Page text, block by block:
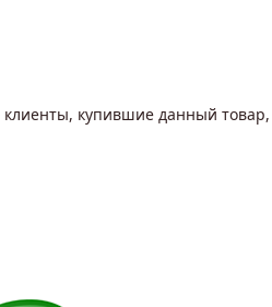
клиенты, купившие данный товар,